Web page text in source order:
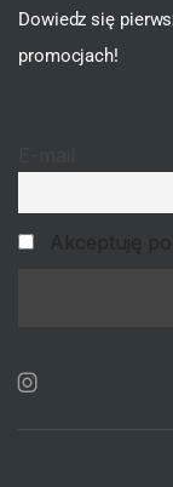
Dowiedz się
promocjach!
Akceptuję